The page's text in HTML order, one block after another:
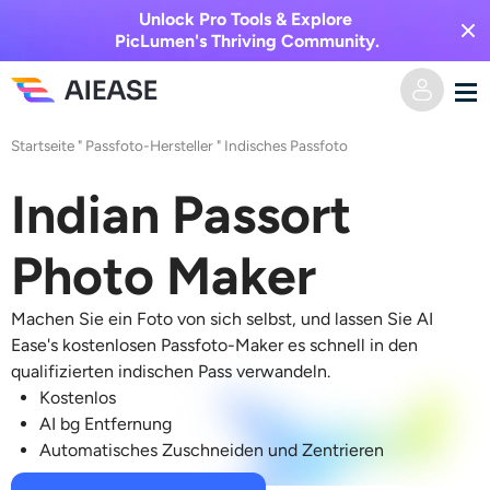
Unlock Pro Tools & Explore
PicLumen's Thriving Community.
Heim
KI-Video
Text zu Video
Bild zu Video
Videoeffekte
KI-Kuss-Generator
Videoeffekte
KI-Bild
Bild zu Bild
Text zu Bild
KI-Werkzeuge
Foto-Editor & -Creator
Auszeichnung
Startseite " Passfoto-Hersteller " Indisches Passfoto
Indian Passort
Photo Maker
Machen Sie ein Foto von sich selbst, und lassen Sie AI
Ease's kostenlosen Passfoto-Maker es schnell in den
qualifizierten indischen Pass verwandeln.
Kostenlos
AI bg Entfernung
Automatisches Zuschneiden und Zentrieren